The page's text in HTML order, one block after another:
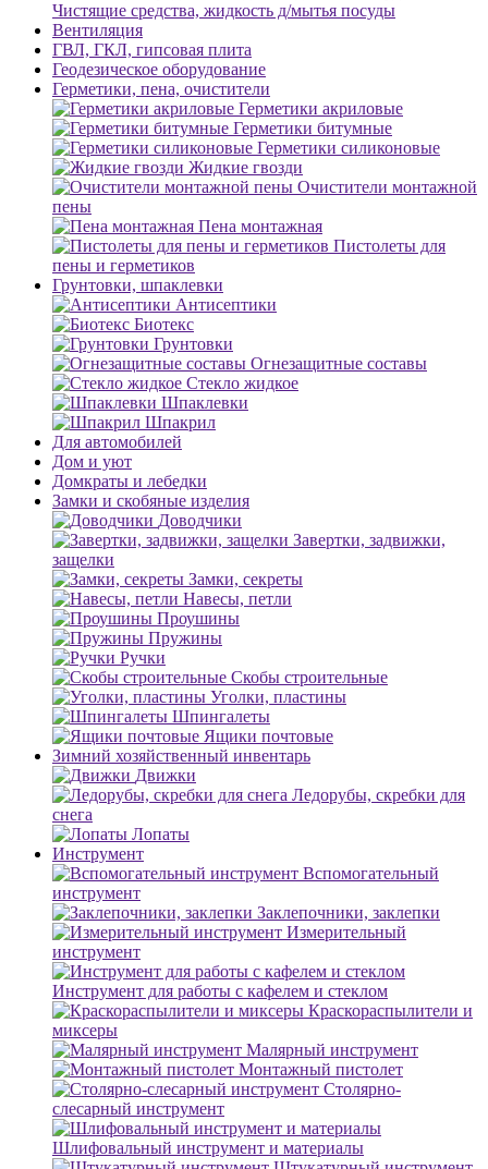
Чистящие средства, жидкость д/мытья посуды
Вентиляция
ГВЛ, ГКЛ, гипсовая плита
Геодезическое оборудование
Герметики, пена, очистители
Герметики акриловые
Герметики битумные
Герметики силиконовые
Жидкие гвозди
Очистители монтажной
пены
Пена монтажная
Пистолеты для
пены и герметиков
Грунтовки, шпаклевки
Антисептики
Биотекс
Грунтовки
Огнезащитные составы
Стекло жидкое
Шпаклевки
Шпакрил
Для автомобилей
Дом и уют
Домкраты и лебедки
Замки и скобяные изделия
Доводчики
Завертки, задвижки,
защелки
Замки, секреты
Навесы, петли
Проушины
Пружины
Ручки
Скобы строительные
Уголки, пластины
Шпингалеты
Ящики почтовые
Зимний хозяйственный инвентарь
Движки
Ледорубы, скребки для
снега
Лопаты
Инструмент
Вспомогательный
инструмент
Заклепочники, заклепки
Измерительный
инструмент
Инструмент для работы с кафелем и стеклом
Краскораспылители и
миксеры
Малярный инструмент
Монтажный пистолет
Столярно-
слесарный инструмент
Шлифовальный инструмент и материалы